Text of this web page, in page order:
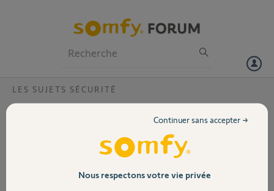
Volet
LES SUJETS SÉCURITÉ
Impossible de se connecter à l'alarme avec
un smartphone hors wifi, ni à l'interface PC
accéder à l'interface de mon alarme PROTEXION OPTIMUM GSM
Nous respectons votre vie privée
Continuer sans accepter →